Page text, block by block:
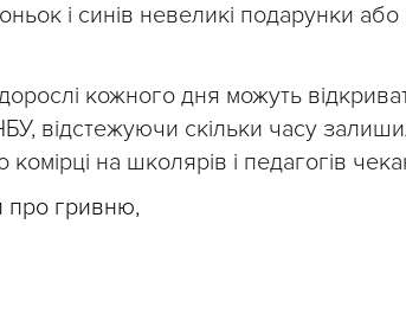
і синів невеликі подарунки або
кожного дня можуть
відстежуючи скільки часу
комірці на школярів і педагогів
про гривню,